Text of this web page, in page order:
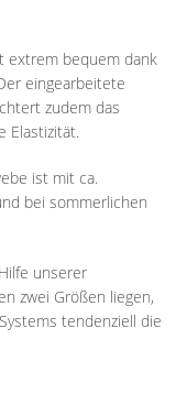
extrem bequem dank
eingearbeitete
zudem das
Elastizität.
ist mit ca.
bei sommerlichen
unserer
zwei Größen liegen,
tendenziell die